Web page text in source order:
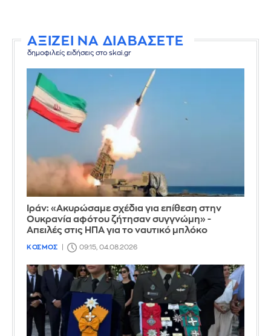
ΑΞΙΖΕΙ ΝΑ ΔΙΑΒΑΣΕΤΕ
δημοφιλείς ειδήσεις στο skai.gr
Ιράν: «Ακυρώσαμε σχέδια για επίθεση στην
Ουκρανία αφότου ζήτησαν συγγνώμη» -
Απειλές στις ΗΠΑ για το ναυτικό μπλόκο
ΚΟΣΜΟΣ 09:15, 04.08.2026